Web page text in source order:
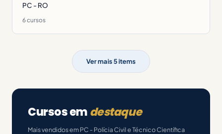
PC - RO
6 cursos
Ver mais 5 items
Cursos emdestaque
Mais vendidos em PC - Polícia Civil e Técnico Científica